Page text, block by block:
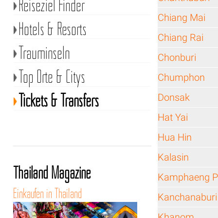
Chiang Mai
Chiang Rai
Chonburi
Chumphon
Donsak
Hat Yai
Hua Hin
Kalasin
Kamphaeng
Kanchanaburi
Reiseziel Finder
Hotels & Resorts
Trauminseln
Top Orte & Citys
Tickets & Transfers
Thailand Magazine
Einkaufen in Thailand